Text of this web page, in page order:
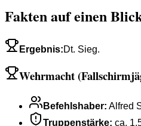
Fakten auf einen
Ergebnis:Dt. Sieg.
Wehrmacht
Befehlshaber: Alfred
Truppenstärke: ca.